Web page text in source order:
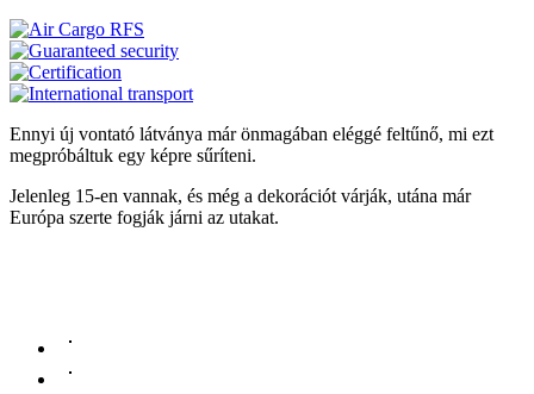
Ennyi új vontató látványa már önmagában eléggé feltűnő, mi ezt
megpróbáltuk egy képre sűríteni.
Jelenleg 15-en vannak, és még a dekorációt várják, utána már
Európa szerte fogják járni az utakat.